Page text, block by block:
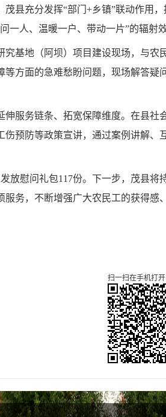
县充分发挥“部门+乡镇”联动作用
一人、温暖一户、带动一片”的辐射
基地（阿坝）项目建设现场，与
方面的急难愁盼问题，现场解答
服务链条、拓宽保障维度。在县
预防等政策宣讲，通过案例讲解
放慰问礼包117份。下一步，茂县
务，不断增强广大农民工的获得感
扫一扫在手机打